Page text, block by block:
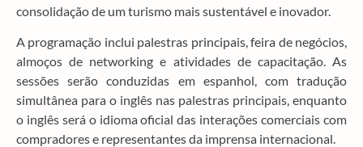
consolidação de um turismo mais sustentável e inovador.
A programação inclui palestras principais, feira de negócios,
almoços de networking e atividades de capacitação. As
sessões serão conduzidas em espanhol, com tradução
simultânea para o inglês nas palestras principais, enquanto
o inglês será o idioma oficial das interações comerciais com
compradores e representantes da imprensa internacional.